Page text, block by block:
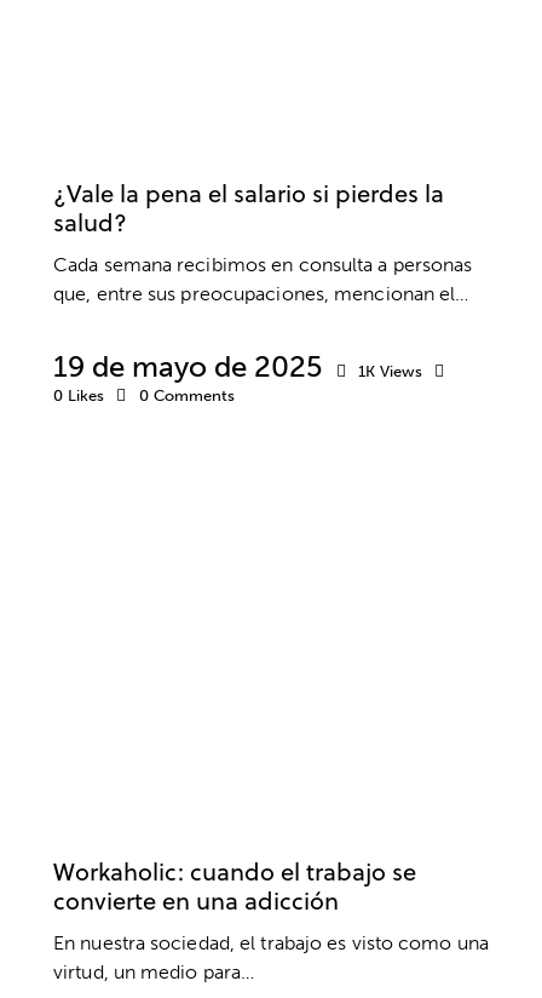
¿Vale la pena el salario si pierdes la
salud?
Cada semana recibimos en consulta a personas
que, entre sus preocupaciones, mencionan el…
19 de mayo de 2025 1K Views
0 Likes 0 Comments
Workaholic: cuando el trabajo se
convierte en una adicción
En nuestra sociedad, el trabajo es visto como una
virtud, un medio para…